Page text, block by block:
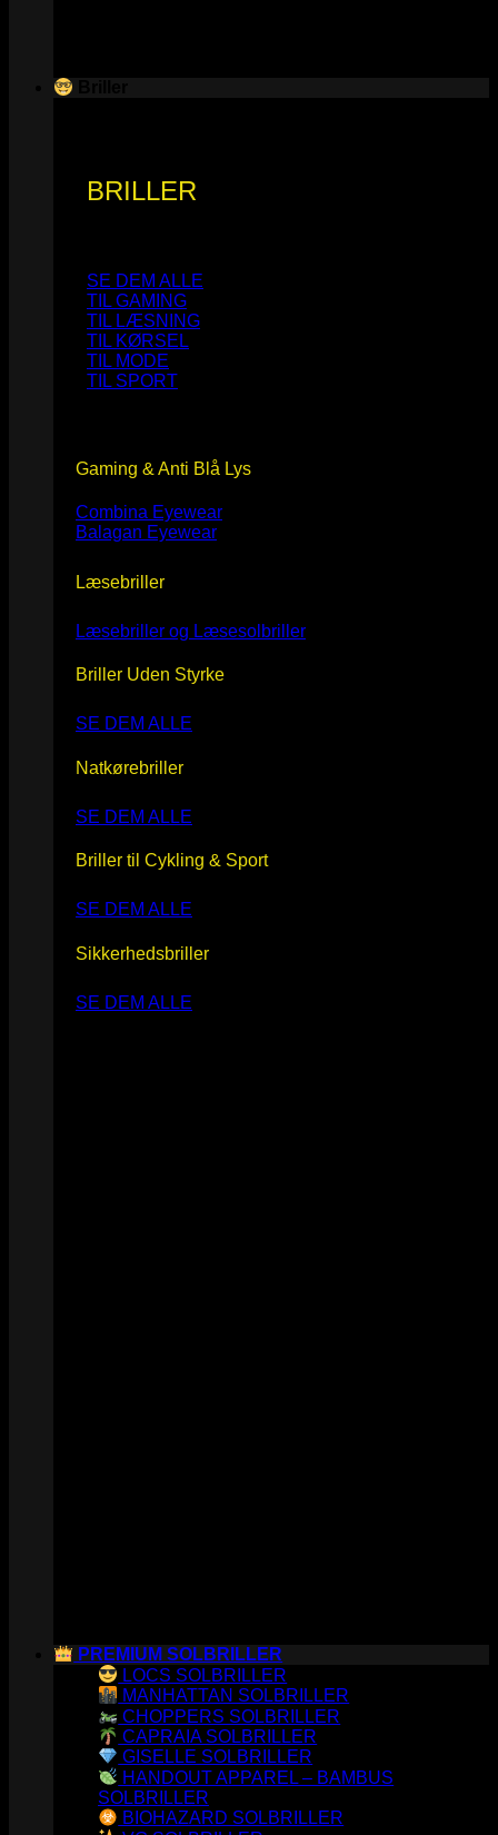
BRILLER
SE DEM ALLE
TIL GAMING
TIL LÆSNING
TIL KØRSEL
TIL MODE
TIL SPORT
Gaming & Anti Blå Lys
Combina Eyewear
Balagan Eyewear
Læsebriller
Læsebriller og Læsesolbriller
Briller Uden Styrke
SE DEM ALLE
Natkørebriller
SE DEM ALLE
Briller til Cykling & Sport
SE DEM ALLE
Sikkerhedsbriller
SE DEM ALLE
PREMIUM SOLBRILLER
LOCS SOLBRILLER
MANHATTAN SOLBRILLER
CHOPPERS SOLBRILLER
CAPRAIA SOLBRILLER
GISELLE SOLBRILLER
HANDOUT APPAREL – BAMBUS
SOLBRILLER
BIOHAZARD SOLBRILLER